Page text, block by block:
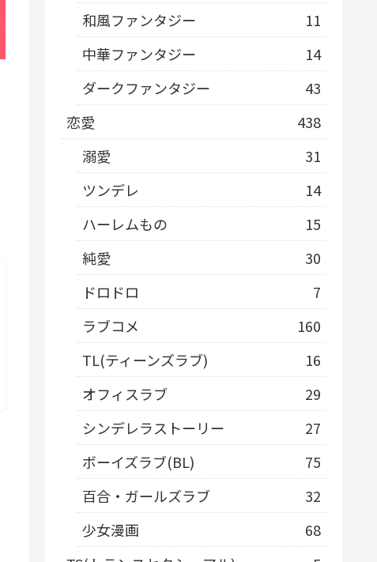
和風ファンタジー
11
中華ファンタジー
14
ダークファンタジー
43
恋愛
438
溺愛
31
ツンデレ
14
ハーレムもの
15
純愛
30
ドロドロ
7
ラブコメ
160
TL(ティーンズラブ)
16
オフィスラブ
29
シンデレラストーリー
27
ボーイズラブ(BL)
75
百合・ガールズラブ
32
少女漫画
68